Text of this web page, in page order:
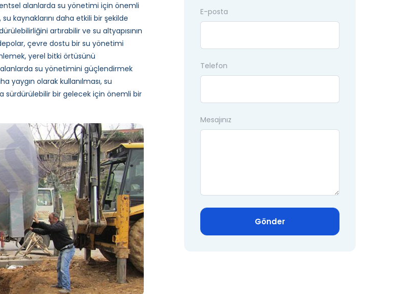
alanlarda su yönetimi için önemli
kaynaklarını daha etkili bir şekilde
artırabilir ve su altyapısının
çevre dostu bir su yönetimi
yerel bitki örtüsünü
su yönetimini güçlendirmek
yaygın olarak kullanılması, su
sürdürülebilir bir gelecek için önemli bir
E-posta
Telefon
Mesajınız
Gönder